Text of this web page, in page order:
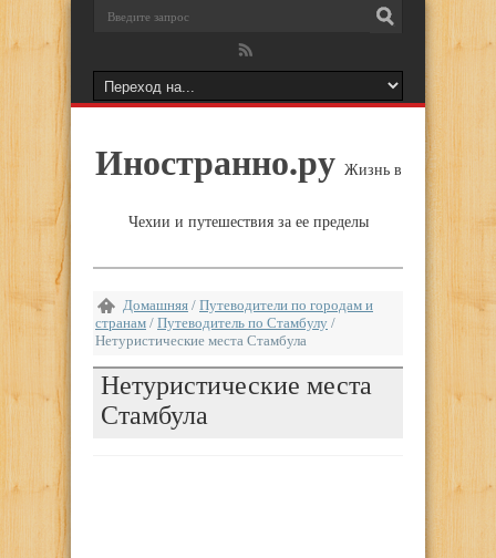
Иностранно.ру Жизнь в
Чехии и путешествия за ее пределы
Домашняя / Путеводители по городам и
странам / Путеводитель по Стамбулу /
Нетуристические места Стамбула
Нетуристические места
Стамбула